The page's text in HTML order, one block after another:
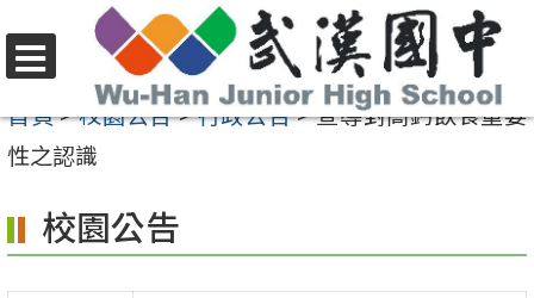
至
要
容
區
選
單
首頁>校園公告>行政公告>宣導對高鈣飲食重要
性之認識
校園公告